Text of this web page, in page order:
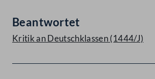
Beantwortet
Kritik an Deutschklassen (1444/J)